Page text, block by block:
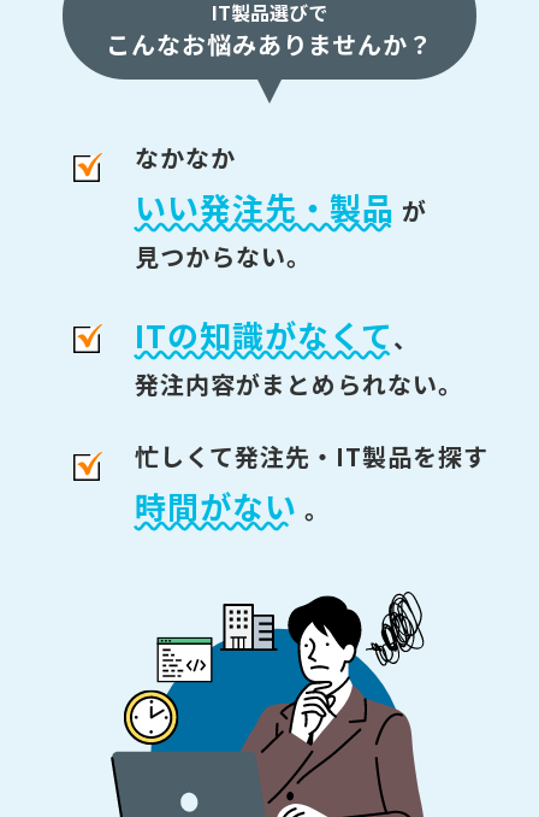
IT製品選びで
こんなお悩みありませんか？
なかなか
いい発注先・製品 が
見つからない。
ITの知識がなくて、
発注内容がまとめられない。
忙しくて発注先・IT製品を探す
時間がない 。